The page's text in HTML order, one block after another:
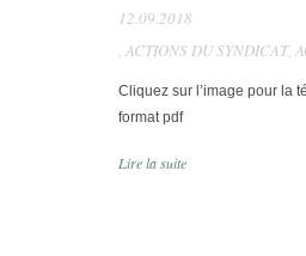
12.09.2018
, ACTIONS DU SYNDICAT,
Cliquez sur l’image pour la
format pdf
Lire la suite